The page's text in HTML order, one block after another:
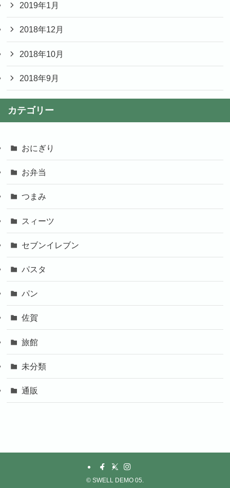
2019年1月
2018年12月
2018年10月
2018年9月
カテゴリー
おにぎり
お弁当
つまみ
スィーツ
セブンイレブン
パスタ
パン
佐賀
旅館
未分類
通販
© SWELL DEMO 05.